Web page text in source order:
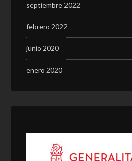
septiembre 2022
febrero 2022
junio 2020
enero 2020